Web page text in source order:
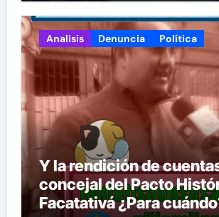
Analisis Denuncia Política
Y la rendición de
concejal del Pacto
Facatativá ¿Para